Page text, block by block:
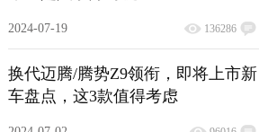
2024-07-19 136286
换代迈腾/腾势Z9领衔，即将上市新
车盘点，这3款值得考虑